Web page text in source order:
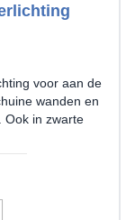
voor aan de
wanden en
Ook in zwarte